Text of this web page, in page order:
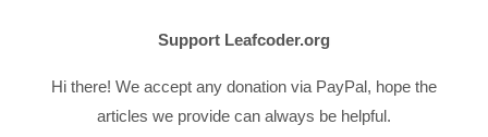
Support Leafcoder.org
Hi there! We accept any donation via PayPal, hope the
articles we provide can always be helpful.